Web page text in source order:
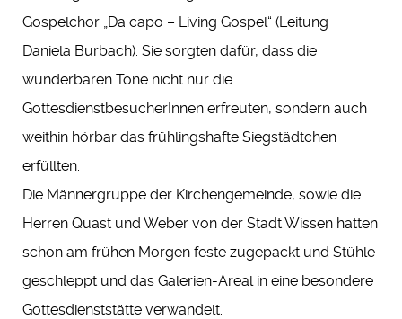
Gospelchor „Da capo – Living Gospel“ (Leitung
Daniela Burbach). Sie sorgten dafür, dass die
wunderbaren Töne nicht nur die
GottesdienstbesucherInnen erfreuten, sondern auch
weithin hörbar das frühlingshafte Siegstädtchen
erfüllten.
Die Männergruppe der Kirchengemeinde, sowie die
Herren Quast und Weber von der Stadt Wissen hatten
schon am frühen Morgen feste zugepackt und Stühle
geschleppt und das Galerien-Areal in eine besondere
Gottesdienststätte verwandelt.